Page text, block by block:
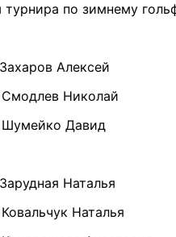
турнира по зимнему
Алексей
Николай
Давид
Наталья
Наталья